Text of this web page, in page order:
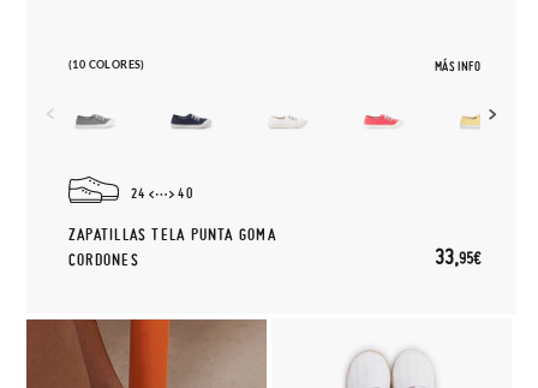
(10 COLORES) MÁS INFO
24 40
ZAPATILLAS TELA PUNTA GOMA
CORDONES
33,95€